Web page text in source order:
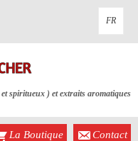
FR
spiritueux ) et extraits aromatiques
La Boutique Contact